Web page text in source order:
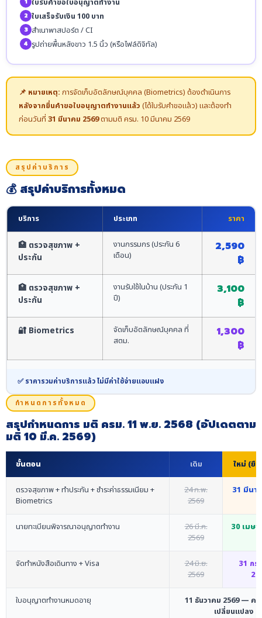
2 ใบเสร็จรับเงิน 100 บาท
3 สำเนาพาสปอร์ต / CI
4 รูปถ่ายพื้นหลังขาว 1.5 นิ้ว (หรือไฟล์ดิจิทัล)
📌 หมายเหตุ: การจัดเก็บอัตลักษณ์บุคคล (Biometrics) ต้องดำเนินการ
หลังจากยื่นคำขอใบอนุญาตทำงานแล้ว (ได้ใบรับคำขอแล้ว) และต้องทำ
ก่อนวันที่ 31 มีนาคม 2569ตามมติ ครม. 10 มีนาคม 2569
สรุปค่าบริการ
💰 สรุปค่าบริการทั้งหมด
บริการ ประเภท ราคา
🏥 ตรวจสุขภาพ +
ประกัน
งานกรรมกร (ประกัน 6
เดือน)
2,590
฿
🏥 ตรวจสุขภาพ +
ประกัน
งานรับใช้ในบ้าน (ประกัน 1
ปี)
3,100
฿
🔐 Biometrics
จัดเก็บอัตลักษณ์บุคคล ที่
สตม.
1,300
฿
✅ ราคารวมค่าบริการแล้ว ไม่มีค่าใช้จ่ายแอบแฝง
กำหนดการทั้งหมด
สรุปกำหนดการ มติ ครม. 11 พ.ย. 2568 (อัปเดตตาม
มติ 10 มี.ค. 2569)
ขั้นตอน เดิม ใหม่ (ยื
ตรวจสุขภาพ + ทำประกัน + ชำระค่าธรรมเนียม +
Biometrics
24 ก.พ.
2569
31 มีนา
นายทะเบียนพิจารณาอนุญาตทำงาน
26 มี.ค.
2569
30 เมษ
จัดทำหนังสือเดินทาง + Visa
24 มิ.ย.
2569
31 กร
ใบอนุญาตทำงานหมดอายุ
11 ธันวาคม 2569 — คง
เปลี่ยนแปลง